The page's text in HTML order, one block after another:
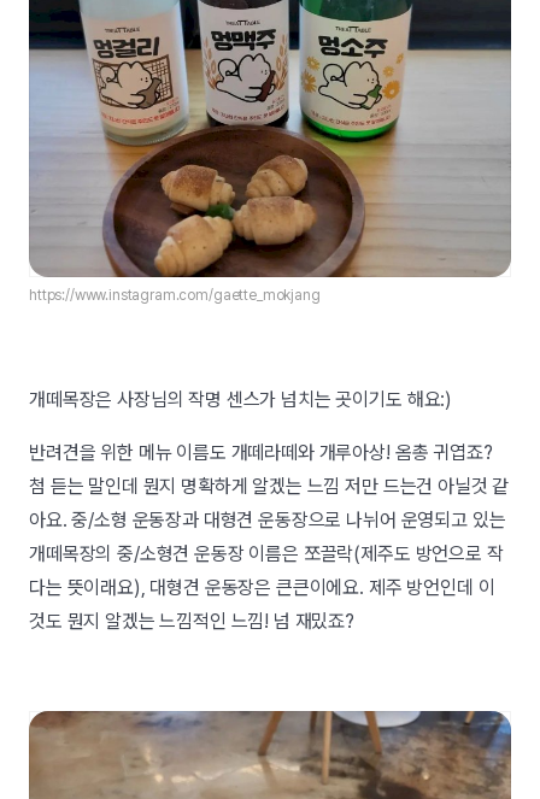
https://www.instagram.com/gaette_mokjang
개떼목장은 사장님의 작명 센스가 넘치는 곳이기도 해요:)
반려견을 위한 메뉴 이름도 개떼라떼와 개루아상! 옴총 귀엽죠?
첨 듣는 말인데 뭔지 명확하게 알겠는 느낌 저만 드는건 아닐것 같
아요. 중/소형 운동장과 대형견 운동장으로 나뉘어 운영되고 있는
개떼목장의 중/소형견 운동장 이름은 쪼끌락(제주도 방언으로 작
다는 뜻이래요), 대형견 운동장은 큰큰이에요. 제주 방언인데 이
것도 뭔지 알겠는 느낌적인 느낌! 넘 재밌죠?